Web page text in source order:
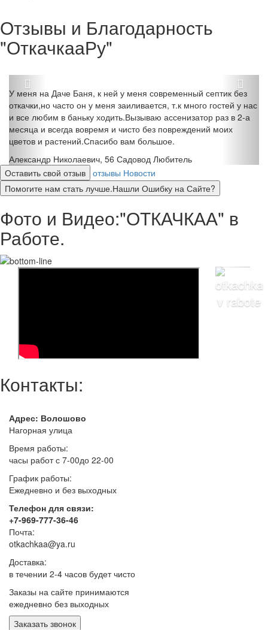
Отзывы и Благодарность
"ОткачкааРу"
У меня на Даче Баня, к ней у меня современный септик без
откачки,но часто он у меня заиливается, т.к много гостей у нас
и все любим в баньку ходить.Вызываю ассенизатор раз в 2-а
месяца и всегда вовремя и чисто без повреждений моих
цветов и растений.Спасибо вам большое.
Александр Николаевич, 56 Садовод Любитель
Оставить свой отзыв отзывы Новости
Помогите нам стать лучше.Нашли Ошибку на Сайте?
Фото и Видео:"ОТКАЧКАА" в
Работе.
Контакты:
Адрес: Волошово
Нагорная улица
Время работы:
часы работ с 7-00до 22-00
График работы:
Ежедневно и без выходных
Телефон для связи:
+7-969-777-36-46
Почта:
otkachkaa@ya.ru
Доставка:
в течении 2-4 часов будет чисто
Заказы на сайте принимаются
ежедневно без выходных
Заказать звонок